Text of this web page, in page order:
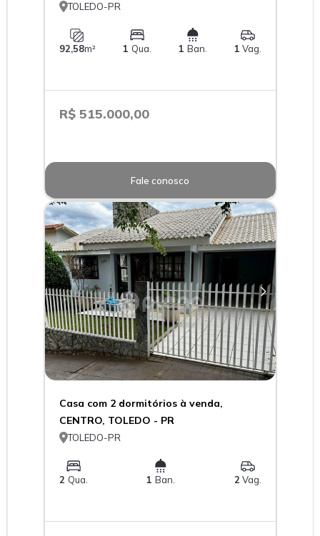
TOLEDO-PR
92,58m² 1 Qua. 1 Ban. 1 Vag.
R$ 515.000,00
Fale conosco
Casa com 2 dormitórios à venda,
CENTRO, TOLEDO - PR
TOLEDO-PR
2 Qua. 1Ban. 2 Vag.